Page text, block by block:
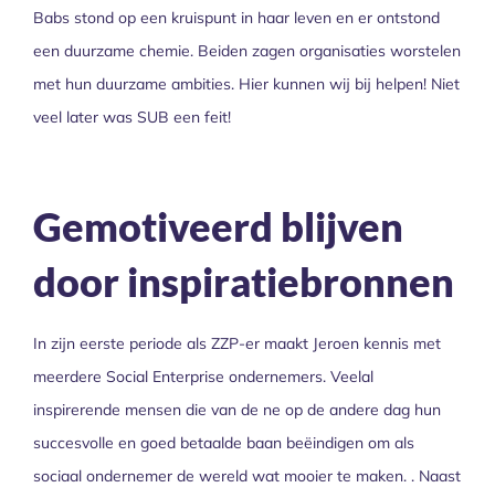
Babs stond op een kruispunt in haar leven en er ontstond
een duurzame chemie. Beiden zagen organisaties worstelen
met hun duurzame ambities. Hier kunnen wij bij helpen! Niet
veel later was SUB een feit!
Gemotiveerd blijven
door inspiratiebronnen
In zijn eerste periode als ZZP-er maakt Jeroen kennis met
meerdere Social Enterprise ondernemers. Veelal
inspirerende mensen die van de ne op de andere dag hun
succesvolle en goed betaalde baan beëindigen om als
sociaal ondernemer de wereld wat mooier te maken. . Naast